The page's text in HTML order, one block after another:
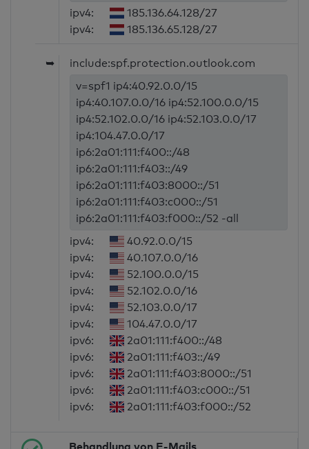
ipv4:
185.136.64.128/27
ipv4:
185.136.65.128/27
➥
include:spf.protection.outlook.com
v=spf1 ip4:40.92.0.0/15
ip4:40.107.0.0/16 ip4:52.100.0.0/15
ip4:52.102.0.0/16 ip4:52.103.0.0/17
ip4:104.47.0.0/17
ip6:2a01:111:f400::/48
ip6:2a01:111:f403::/49
ip6:2a01:111:f403:8000::/51
ip6:2a01:111:f403:c000::/51
ip6:2a01:111:f403:f000::/52 -all
ipv4:
40.92.0.0/15
ipv4:
40.107.0.0/16
ipv4:
52.100.0.0/15
ipv4:
52.102.0.0/16
ipv4:
52.103.0.0/17
ipv4:
104.47.0.0/17
ipv6:
2a01:111:f400::/48
ipv6:
2a01:111:f403::/49
ipv6:
2a01:111:f403:8000::/51
ipv6:
2a01:111:f403:c000::/51
ipv6:
2a01:111:f403:f000::/52